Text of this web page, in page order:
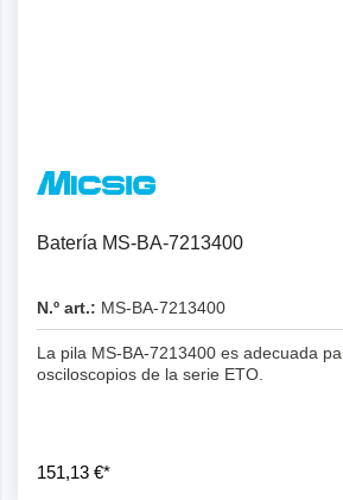
Batería MS-BA-7213400
N.º art.: MS-BA-7213400
La pila MS-BA-7213400 es adecuada
osciloscopios de la serie ETO.
151,13 €*